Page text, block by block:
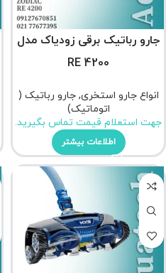
جارو رباتیک برقی زودیاک مدل
RE 4200
انواع جارو استخری,جارو رباتیک (
اتوماتیک)
جهت استعلام قیمت تماس بگیرید.
اطلاعات بیشتر